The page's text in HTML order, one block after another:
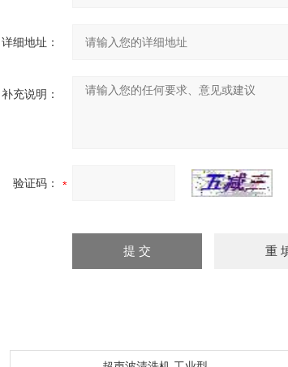
详细地址：
补充说明：
验证码：